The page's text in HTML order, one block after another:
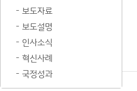
보도자료
보도설명
인사소식
혁신사례
국정성과